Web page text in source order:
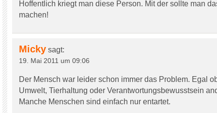
Hoffentlich kriegt man diese Person. Mit der sollte man
machen!
Micky sagt:
19. Mai 2011 um 09:06
Der Mensch war leider schon immer das Problem. Egal
Umwelt, Tierhaltung oder Verantwortungsbewusstsein
Manche Menschen sind einfach nur entartet.